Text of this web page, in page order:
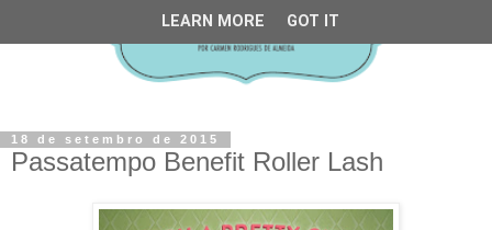
18 de setembro de 2015
Passatempo Benefit Roller Lash
LEARN MORE GOT IT